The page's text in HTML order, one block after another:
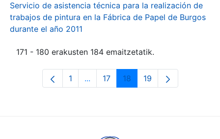
Servicio de asistencia técnica para la realización de
trabajos de pintura en la Fábrica de Papel de Burgos
durante el año 2011
171 - 180 erakusten 184 emaitzetatik.
Orrialdea
1 ...Intermediate Pages Use TAB to
Orrialdea
17 Orrialdea
18 Orrialdea
19